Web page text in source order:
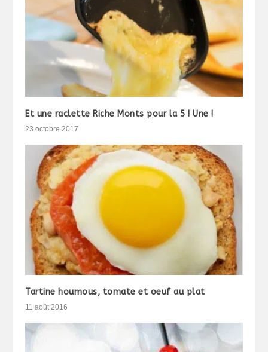
Et une raclette Riche Monts pour la 5 ! Une !
23 octobre 2017
Tartine houmous, tomate et oeuf au plat
11 août 2016